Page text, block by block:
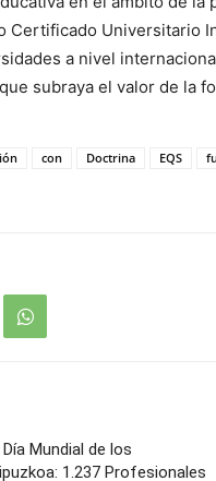
Certificado Universitario
a nivel
subraya el valor de la
con Doctrina EQS
Mundial de los
1.237 Profesionales